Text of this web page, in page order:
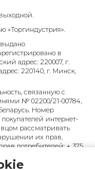
«Торгиндустрия».
выдано
в
адрес: 220007, г.
220140, г. Минск,
связанную с
№ 02200/21-00784,
Номер
интернет-
рассматривать
их прав,
потребителей: + 375
юридических лиц